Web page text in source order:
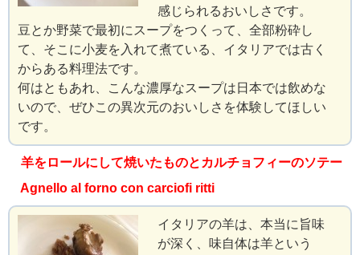
感じられるおいしさです。
豆とか野菜で最初にスープをつくって、全部粉砕し
て、そこに小麦を入れて煮ている、イタリアでは古く
からある料理法です。
何はともあれ、こんな濃厚なスープは日本では飲めな
いので、ぜひこの異次元のおいしさを体験してほしい
です。
羊をロールにして焼いたものとカルチョフィーのソテー
Agnello al forno con carciofi ritti
イタリアの羊は、本当に旨味
が深く、味自体は羊という